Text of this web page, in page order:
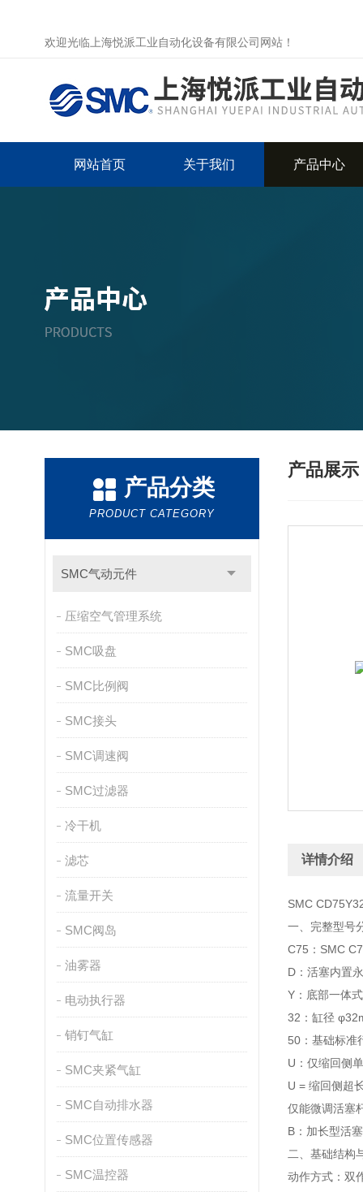
欢迎光临上海悦派工业自动化设备有限公司网站！
网站首页 关于我们 产品中心
产品分类
PRODUCT CATEGORY
SMC气动元件
压缩空气管理系统
SMC吸盘
SMC比例阀
SMC接头
SMC调速阀
SMC过滤器
冷干机
滤芯
流量开关
SMC阀岛
油雾器
电动执行器
销钉气缸
SMC夹紧气缸
SMC自动排水器
SMC位置传感器
SMC温控器
产品展示
详情介绍
SMC
一、完整型号
C75：SMC
D：活塞内置
Y：底部一体
32：缸径
50：基础标准
U：仅缩回侧
U = 缩回侧超
仅能微调活塞
B：加长型活
二、基础结构
动作方式：双